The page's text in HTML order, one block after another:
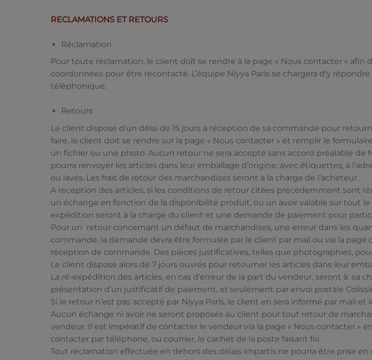
RECLAMATIONS ET RETOURS
Réclamation
Pour toute réclamation, le client doit se rendre à la page « Nous contacter »
coordonnées pour être recontacté. L’équipe Niyya Paris se chargera d’y
téléphonique.
Retours
Le client dispose d’un délai de 15 jours à réception de sa commande pour
faire, le client doit se rendre sur la page « Nous contacter » et remplir le
un fichier ou une photo. Aucun retour ne sera accepté sans accord préalable de
pourra renvoyer les articles dans leur emballage d’origine, avec étiquettes, à
ou lavés. Les frais de retour des marchandises seront à la charge de l’acheteur.
A réception des articles, si les conditions de retour citées précédemment sont
un échange en fonction de la disponibilité produit, ou un avoir valable sur tout le
expédition seront à la charge du client et une demande de paiement pour
Pour un retour concernant un défaut de marchandises, une erreur dans les
commande, la demande devra être formulée par le client par mail ou via la
réception de commande. Des pièces justificatives, telles que photographies,
Le client dispose alors de 7 jours ouvrés pour retourner les articles dans leur
La ré-expédition des articles, en cas d’erreur de la part du vendeur, seront à sa
présentation d’un justificatif de paiement, et seulement par envoi postale
Si le retour n’est pas accepté par Niyya Paris, le client en sera informé par mail et
Aucun échange ni avoir ne seront proposés au client pour tout retour de
vendeur. Il est impératif de contacter le vendeur via la page « Nous contacter »
contacter par téléphone, ou courrier, le cachet de la poste faisant foi.
Tout réclamation effectuée en dehors des délais impartis ne pourra être prise